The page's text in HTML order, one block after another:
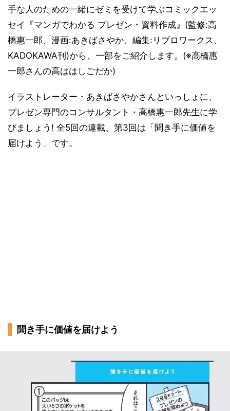
手な人のための一緒にゼミを受けて学ぶコミックエッ
セイ『マンガでわかる プレゼン・資料作成』(監修:高
橋惠一郎、漫画:あきばさやか、編集:リブロワークス、
KADOKAWA刊)から、一部をご紹介します。(※高橋惠
一郎さんの高ははしごだか)
イラストレーター・あきばさやかさんといっしょに、
プレゼン専門のコンサルタント・高橋惠一郎先生に学
びましょう! 全5回の連載、第3回は「聞き手に価値を
届けよう」です。
聞き手に価値を届けよう